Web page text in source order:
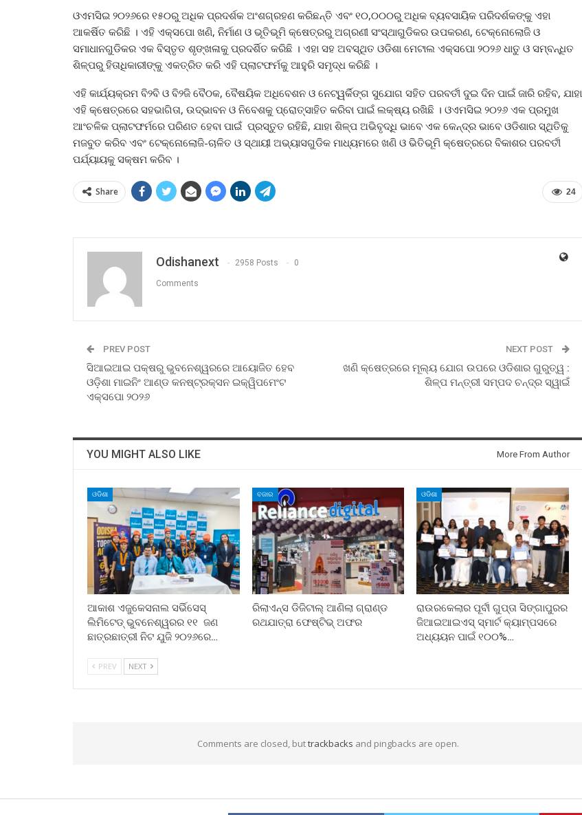
ଓଏମସିଇ ୨୦୨୬ରେ ୧୫୦ରୁ ଅଧିକ ପ୍ରଦର୍ଶକ ଅଂଶଗ୍ରହଣ କରିଛନ୍ତି ଏବଂ ୧୦,୦୦୦ରୁ ଅଧିକ ବ୍ୟବସାୟିକ ପରିଦର୍ଶକଙ୍କୁ ଏହା
ଆକର୍ଷିତ କରିଛି । ଏହି ଏକ୍ସପୋ ଖଣି, ନିର୍ମାଣ ଓ ଭୂତିଭୂମି କ୍ଷେତ୍ରରୁ ଅଗ୍ରଣୀ ସଂସ୍ଥାଗୁଡିକର ଉପକରଣ, ଟେକ୍ନୋଲୋଜି ଓ
ସମାଧାନଗୁଡିକର ଏକ ବିସ୍ତୃତ ଶୃଙ୍ଖଳାକୁ ପ୍ରଦର୍ଶିତ କରିଛି । ଏହା ସହ ଅବସ୍ଥିତ ଓଡିଶା ମେଟାଲ ଏକ୍ସପୋ ୨୦୨୬ ଧାତୁ ଓ ସମ୍ବନ୍ଧିତ
ଶିଳ୍ପରୁ ହିତାଧିକାରୀଙ୍କୁ ଏକତ୍ରିତ କରି ଏହି ପ୍ଲାଟଫର୍ମକୁ ଆହୁରି ସମୃଦ୍ଧ କରିଛି ।
ଏହି କାର୍ଯ୍ୟକ୍ରମ ବି୨ବି ଓ ବି୨ଜି ବୈଠକ, ବୈଷୟିକ ଅଧିବେଶନ ଓ ନେଟ୍‌ୱର୍କିଙ୍ଗ ସୁଯୋଗ ସହିତ ପରବର୍ତୀ ଦୁଇ ଦିନ ପାଇଁ ଜାରି ରହିବ, ଯାହା
ଏହି କ୍ଷେତ୍ରରେ ସହଭାଗିତା, ଉଦ୍‌ଭାବନ ଓ ନିବେଶକୁ ପ୍ରୋତ୍ସାହିତ କରିବା ପାଇଁ ଲକ୍ଷ୍ୟ ରଖିଛି । ଓଏମସିଇ ୨୦୨୬ ଏକ ପ୍ରମୁଖ
ଆଂଚଳିକ ପ୍ଲାଟଫର୍ମରେ ପରିଣତ ହେବା ପାଇଁ ପ୍ରସ୍ତୁତ ରହିଛି, ଯାହା ଶିଳ୍ପ ଅଭିବୃଦ୍ଧି ଭାବେ ଏକ କେନ୍ଦ୍ର ଭାବେ ଓଡିଶାର ସ୍ଥିତିକୁ
ମଜବୁତ କରିବ ଏବଂ ଟେକ୍ନୋଲୋଜି-ଚାଳିତ ଓ ସ୍ଥାୟୀ ଅଭ୍ୟାସଗୁଡିକ ମାଧ୍ୟମରେ ଖଣି ଓ ଭିତିଭୂମି କ୍ଷେତ୍ରରେ ବିକାଶର ପରବର୍ତୀ
ପର୍ଯ୍ୟାୟକୁ ସକ୍ଷମ କରିବ ।
24
Share
Odishanext 2958 Posts 0
Comments
PREV POST
ସିଆଇଆଇ ପକ୍ଷରୁ ଭୁବନେଶ୍ୱରରେ ଆୟୋଜିତ ହେବ
ଓଡ଼ିଶା ମାଇନିଂ ଆଣ୍ଡ କନଷ୍ଟ୍ରକ୍ସନ ଇକ୍ୱିପମେଂଟ
ଏକ୍ସପୋ ୨୦୨୬
NEXT POST
ଖଣି କ୍ଷେତ୍ରରେ ମୂଲ୍ୟ ଯୋଗ ଉପରେ ଓଡିଶାର ଗୁରୁତ୍ୱ :
ଶିଳ୍ପ ମନ୍ତ୍ରୀ ସମ୍ପଦ ଚନ୍ଦ୍ର ସ୍ୱାଇଁ
YOU MIGHT ALSO LIKE More From Author
ଓଡିଶା
ଆକାଶ ଏଜୁକେସନାଲ ସର୍ଭିସେସ୍
ଲିମିଟେଡ୍ ଭୁବନେଶ୍ୱରର ୧୧ ଜଣ
ଛାତ୍ରଛାତ୍ରୀ ନିଟ ଯୁଜି ୨୦୨୬ରେ…
ବଜାର
ରିଲାଏନ୍ସ ଡିଜିଟାଲ୍ ଆଣିଲା ଗ୍ରାଣ୍ଡ
ରଥଯାତ୍ରା ଫେଷ୍ଟିଭ୍ ଅଫର
ଓଡିଶା
ରାଉରକେଲାର ପୂର୍ବୀ ଗୁପ୍ତା ସିଙ୍ଗାପୁରର
ଜିଆଇଆଇଏସ୍ ସ୍ମାର୍ଟ କ୍ୟାମ୍ପସରେ
ଅଧ୍ୟୟନ ପାଇଁ ୧୦୦%…
PREV NEXT
Comments are closed, buttrackbacks and pingbacks are open.